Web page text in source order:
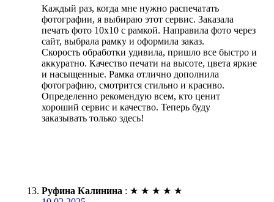
Каждый раз, когда мне нужно распечатать
фотографии, я выбираю этот сервис. Заказала
печать фото 10х10 с рамкой. Направила фото через
сайт, выбрала рамку и оформила заказ.
Скорость обработки удивила, пришло все быстро и
аккуратно. Качество печати на высоте, цвета яркие
и насыщенные. Рамка отлично дополнила
фотографию, смотрится стильно и красиво.
Определенно рекомендую всем, кто ценит
хороший сервис и качество. Теперь буду
заказывать только здесь!
Руфина Калинина : ★ ★ ★ ★ ★